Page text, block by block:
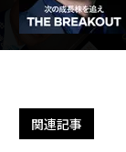
関連記事